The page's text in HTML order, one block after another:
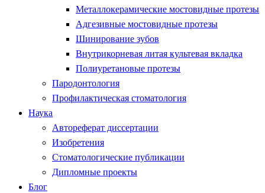
Металлокерамические мостовидные протезы
Адгезивные мостовидные протезы
Шинирование зубов
Внутрикорневая литая культевая вкладка
Полиуретановые протезы
Пародонтология
Профилактическая стоматология
Наука
Автореферат диссертации
Изобретения
Стоматологические публикации
Дипломные проекты
Блог